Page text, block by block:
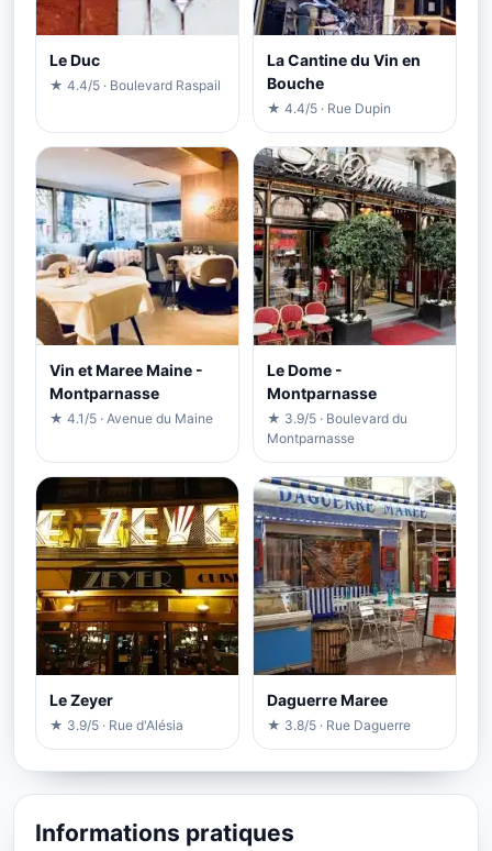
Le Duc
★ 4.4/5 · Boulevard Raspail
La Cantine du Vin en
Bouche
★ 4.4/5 · Rue Dupin
Vin et Maree Maine -
Montparnasse
★ 4.1/5 · Avenue du Maine
Le Dome -
Montparnasse
★ 3.9/5 · Boulevard du
Montparnasse
Le Zeyer
★ 3.9/5 · Rue d'Alésia
Daguerre Maree
★ 3.8/5 · Rue Daguerre
Informations pratiques